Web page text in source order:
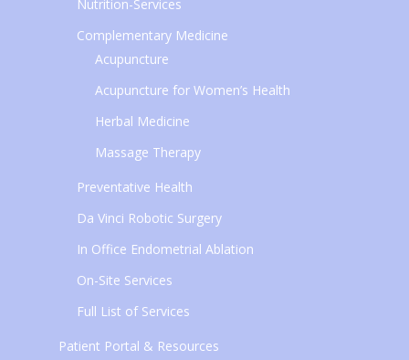
Nutrition-Services
Complementary Medicine
Acupuncture
Acupuncture for Women’s Health
Herbal Medicine
Massage Therapy
Preventative Health
Da Vinci Robotic Surgery
In Office Endometrial Ablation
On-Site Services
Full List of Services
Patient Portal & Resources